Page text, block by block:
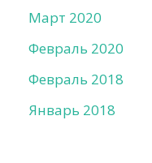
Март 2020
Февраль 2020
Февраль 2018
Январь 2018